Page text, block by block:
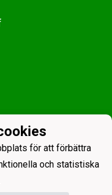
för att förbättra
och statistiska